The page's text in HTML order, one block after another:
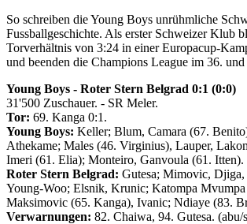
So schreiben die Young Boys unrühmliche
Fussballgeschichte. Als erster Schweizer Klub
Torverhältnis von 3:24 in einer Europacup-
und beenden die Champions League im 36.
Young Boys - Roter Stern Belgrad 0:1 (0:0)
31'500 Zuschauer. - SR Meler.
Tor: 69. Kanga 0:1.
Young Boys: Keller; Blum, Camara (67.
Athekame; Males (46. Virginius), Lauper,
Imeri (61. Elia); Monteiro, Ganvoula (61. Itten).
Roter Stern Belgrad: Gutesa; Mimovic,
Young-Woo; Elsnik, Krunic; Katompa
Maksimovic (65. Kanga), Ivanic; Ndiaye (83.
Verwarnungen: 82. Chaiwa, 94. Gutesa. (abu/